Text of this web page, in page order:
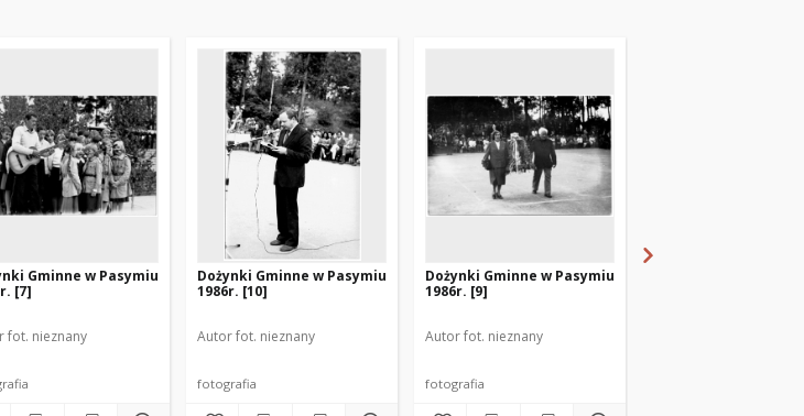
Gminne w Pasymiu
[7]
fot. nieznany
Dożynki Gminne w Pasymiu
1986r. [10]
Autor fot. nieznany
fotografia
Dożynki Gminne w Pasymiu
1986r. [9]
Autor fot. nieznany
fotografia